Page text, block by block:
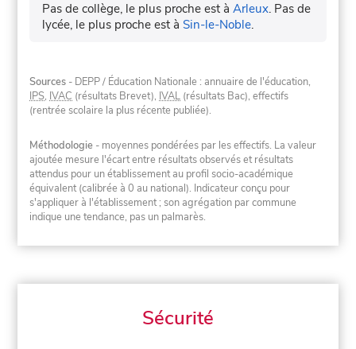
Pas de collège, le plus proche est àArleux. Pas de
lycée, le plus proche est àSin-le-Noble.
Sources - DEPP / Éducation Nationale : annuaire de l'éducation,
IPS, IVAC (résultats Brevet), IVAL (résultats Bac), effectifs
(rentrée scolaire la plus récente publiée).
Méthodologie - moyennes pondérées par les effectifs. La valeur
ajoutée mesure l'écart entre résultats observés et résultats
attendus pour un établissement au profil socio-académique
équivalent (calibrée à 0 au national). Indicateur conçu pour
s'appliquer à l'établissement ; son agrégation par commune
indique une tendance, pas un palmarès.
Sécurité